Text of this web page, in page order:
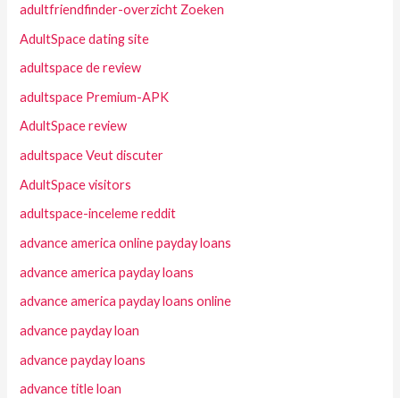
adultfriendfinder-overzicht Zoeken
AdultSpace dating site
adultspace de review
adultspace Premium-APK
AdultSpace review
adultspace Veut discuter
AdultSpace visitors
adultspace-inceleme reddit
advance america online payday loans
advance america payday loans
advance america payday loans online
advance payday loan
advance payday loans
advance title loan